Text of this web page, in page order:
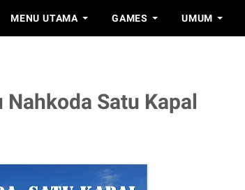
MENU UTAMA GAMES UMUM
Satu Kapal